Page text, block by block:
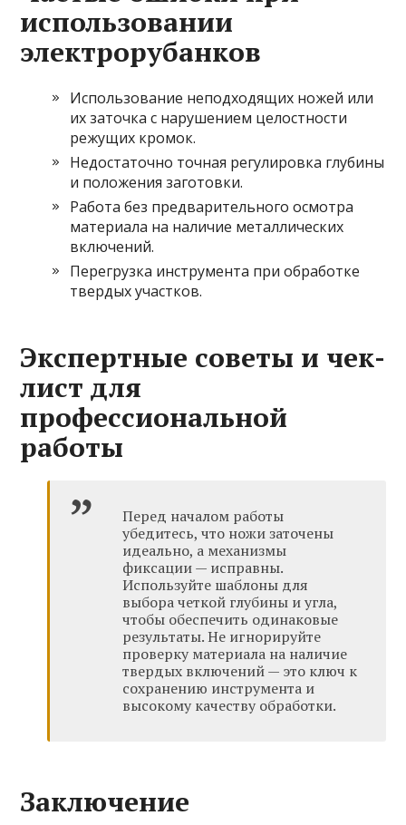
использовании
электрорубанков
Использование неподходящих ножей или
их заточка с нарушением целостности
режущих кромок.
Недостаточно точная регулировка глубины
и положения заготовки.
Работа без предварительного осмотра
материала на наличие металлических
включений.
Перегрузка инструмента при обработке
твердых участков.
Экспертные советы и чек-
лист для
профессиональной
работы
Перед началом работы
убедитесь, что ножи заточены
идеально, а механизмы
фиксации — исправны.
Используйте шаблоны для
выбора четкой глубины и угла,
чтобы обеспечить одинаковые
результаты. Не игнорируйте
проверку материала на наличие
твердых включений — это ключ к
сохранению инструмента и
высокому качеству обработки.
Заключение